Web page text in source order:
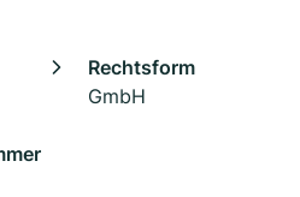
Rechtsform
GmbH